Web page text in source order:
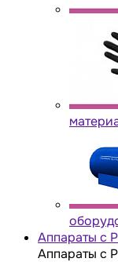
Аппараты с
Аппараты с